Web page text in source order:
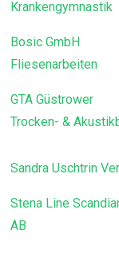
Krankengymnastik
Bosic GmbH
Fliesenarbeiten
GTA Güstrower
Trocken- &
Sandra Uschtrin
Stena Line
AB